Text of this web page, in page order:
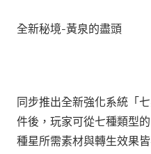
全新秘境-黃泉的盡頭
同步推出全新強化系統「
件後，玩家可從七種類型
種星所需素材與轉生效果